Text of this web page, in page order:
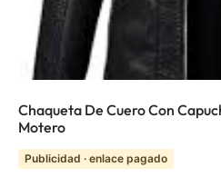
Chaqueta De Cuero Con
Motero
Publicidad · enlace pagado